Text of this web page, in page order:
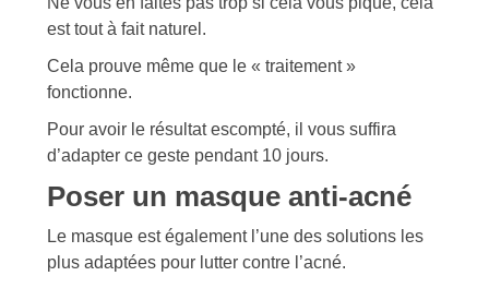
est tout à fait naturel.
Cela prouve même que le « traitement »
fonctionne.
Pour avoir le résultat escompté, il vous suffira
d’adapter ce geste pendant 10 jours.
Poser un masque anti-acné
Le masque est également l’une des solutions les
plus adaptées pour lutter contre l’acné.